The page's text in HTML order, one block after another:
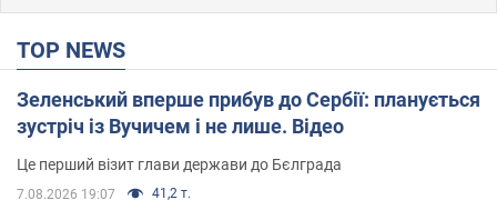
TOP NEWS
Зеленський вперше прибув до Сербії: планується
зустріч із Вучичем і не лише. Відео
Це перший візит глави держави до Бєлграда
7.08.2026 19:07 41,2 т.